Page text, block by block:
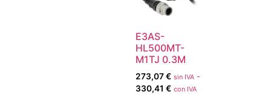
E3AS-
HL500MT-
M1TJ 0.3M
273,07€ sin IVA -
330,41 € con IVA